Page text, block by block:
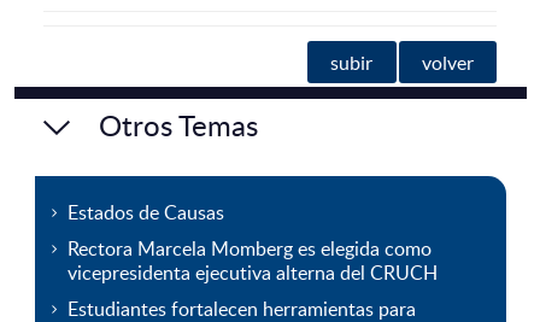
subir volver
Otros Temas
Estados de Causas
Rectora Marcela Momberg es elegida como
vicepresidenta ejecutiva alterna del CRUCH
Estudiantes fortalecen herramientas para